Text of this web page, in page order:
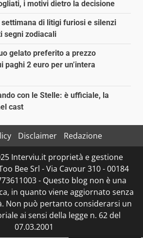
i motivi dietro la decisione
di litigi furiosi e silenzi
segni zodiacali
gelato preferito a prezzo
paghi 2 euro per un’intera
con le Stelle: è ufficiale, la
cast
Disclaimer
Redazione
Interviu.it proprietà e gestione
Bee Srl - Via Cavour 310 - 00184
- Questo blog non è una
in quanto viene aggiornato senza
Non può pertanto considerarsi un
ai sensi della legge n. 62 del
07.03.2001